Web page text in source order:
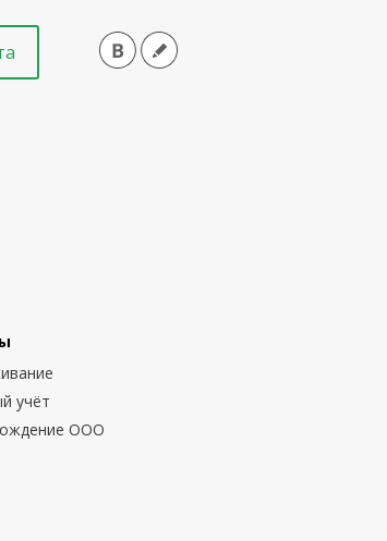
учёт
ООО